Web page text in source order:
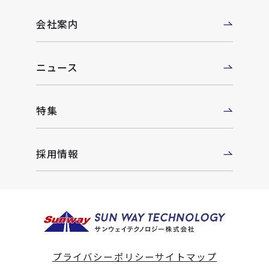
会社案内
ニュース
特集
採用情報
プライバシーポリシーサイトマップ